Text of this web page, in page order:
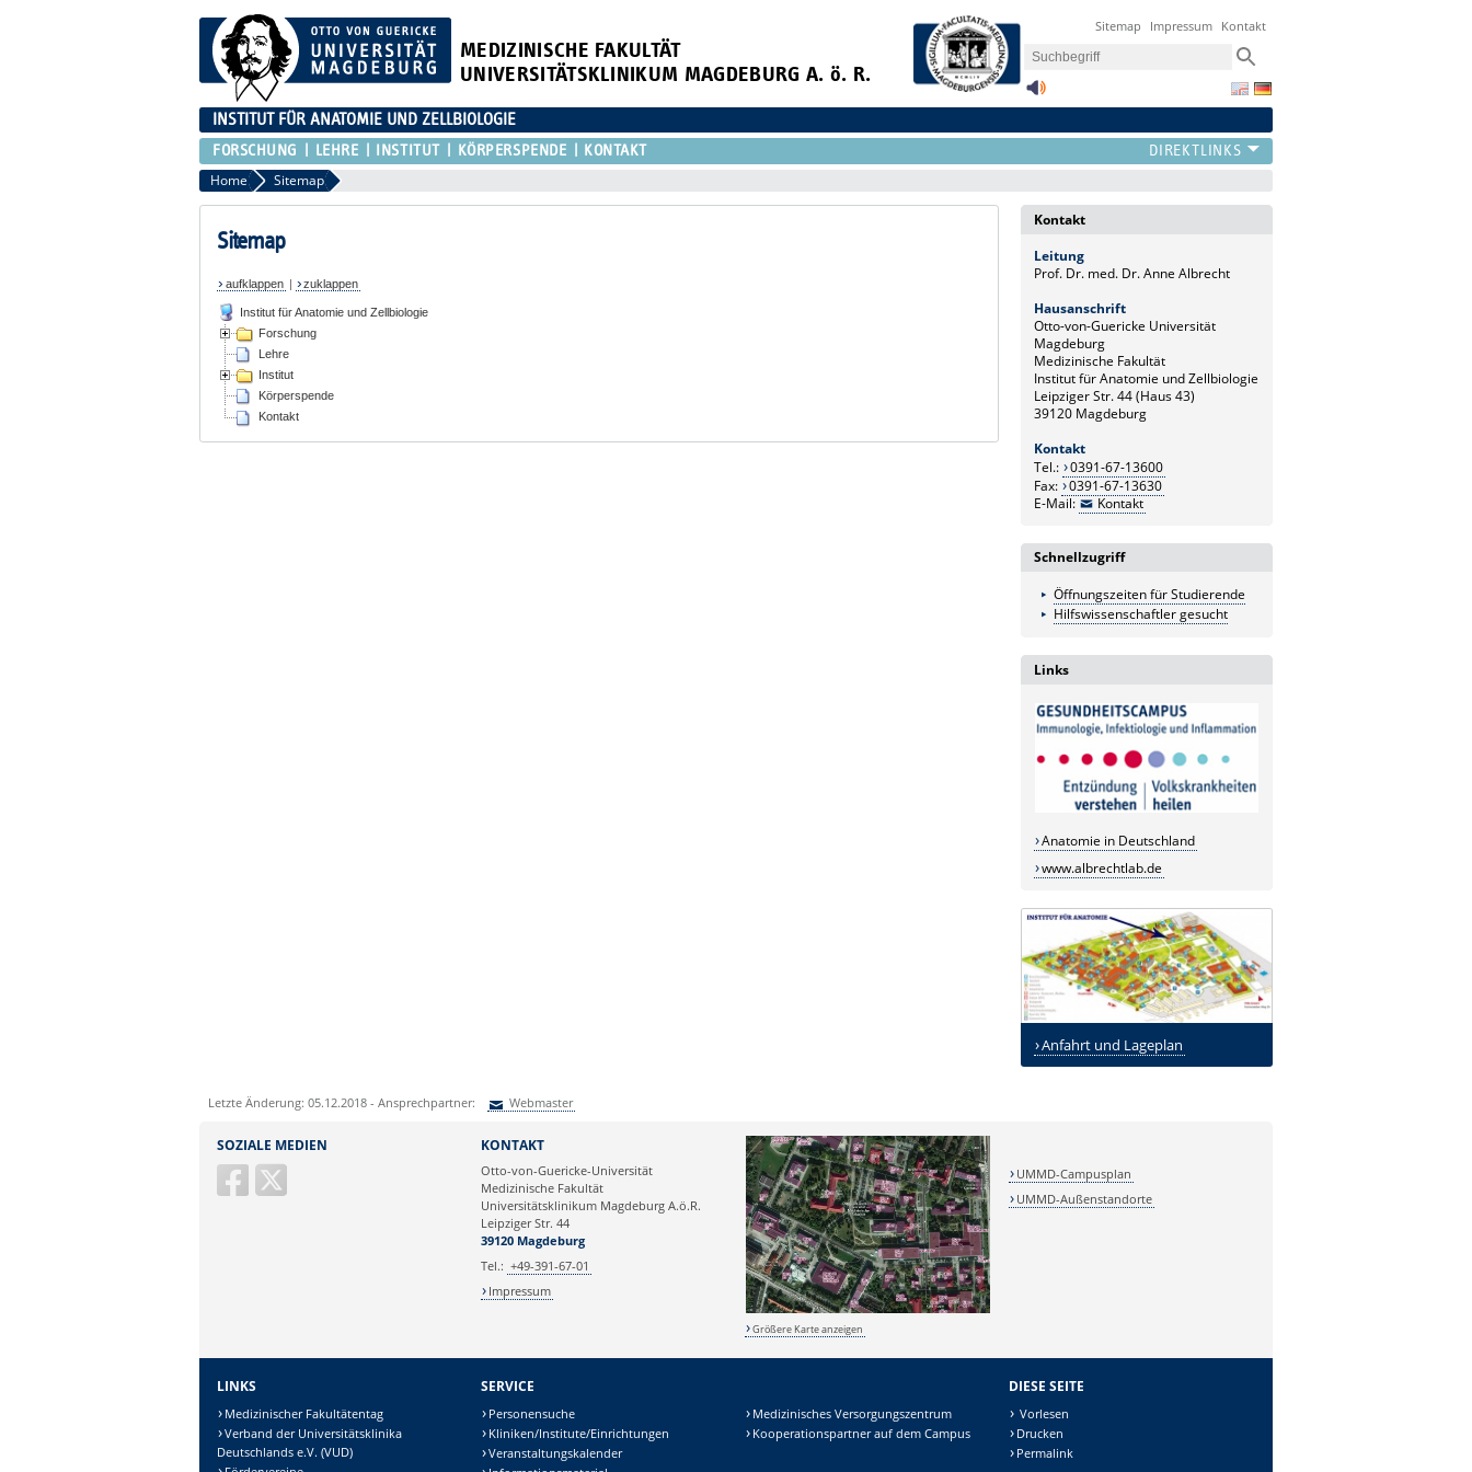
MEDIZINISCHE FAKULTÄT
UNIVERSITÄTSKLINIKUM MAGDEBURG A. ö. R.
Sitemap Impressum Kontakt
INSTITUT FÜR ANATOMIE UND ZELLBIOLOGIE
FORSCHUNG LEHRE INSTITUT KÖRPERSPENDE KONTAKT
Home Sitemap
Sitemap
aufklappen | zuklappen
Institut für Anatomie und Zellbiologie
Forschung
Lehre
Institut
Körperspende
Kontakt
Kontakt
Leitung
Prof. Dr. med. Dr. Anne Albrecht
Hausanschrift
Otto-von-Guericke Universität
Magdeburg
Medizinische Fakultät
Institut für Anatomie und Zellbiologie
Leipziger Str. 44 (Haus 43)
39120 Magdeburg
Kontakt
Tel.: 0391-67-13600
Fax: 0391-67-13630
E-Mail:
Kontakt
Schnellzugriff
Öffnungszeiten für Studierende
Hilfswissenschaftler gesucht
Links
Anatomie in Deutschland
www.albrechtlab.de
Anfahrt und Lageplan
Letzte Änderung: 05.12.2018 - Ansprechpartner: Webmaster
Ihre E-Mailadresse:
SOZIALE MEDIEN KONTAKT
Otto-von-Guericke-Universität
Medizinische Fakultät
Universitätsklinikum Magdeburg A.ö.R.
Leipziger Str. 44
39120 Magdeburg
Tel.: +49-391-67-01
Impressum
Größere Karte anzeigen
UMMD-Campusplan
UMMD-Außenstandorte
LINKS
Medizinischer Fakultätentag
Verband der Universitätsklinika
Deutschlands e.V. (VUD)
SERVICE
Personensuche
Kliniken/Institute/Einrichtungen
Veranstaltungskalender
Medizinisches Versorgungszentrum
Kooperationspartner auf dem Campus
DIESE SEITE
Vorlesen
Drucken
Permalink